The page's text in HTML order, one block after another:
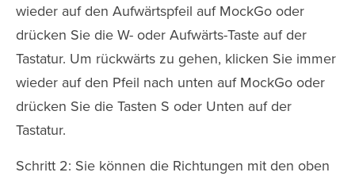
wieder auf den Aufwärtspfeil auf MockGo oder
drücken Sie die W- oder Aufwärts-Taste auf der
Tastatur. Um rückwärts zu gehen, klicken Sie immer
wieder auf den Pfeil nach unten auf MockGo oder
drücken Sie die Tasten S oder Unten auf der
Tastatur.
Schritt 2: Sie können die Richtungen mit den oben